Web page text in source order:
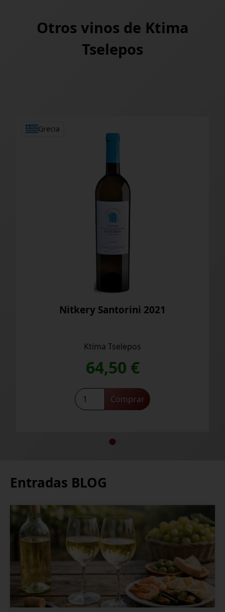
Otros vinos de Ktima
Tselepos
Grecia
Nitkery Santorini 2021
Ktima Tselepos
64,50 €
Nitkery
Santorini
Comprar
Entradas BLOG